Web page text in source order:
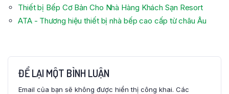
Thiết bị Bếp Cơ Bản Cho Nhà Hàng Khách Sạn Resort
ATA - Thương hiệu thiết bị nhà bếp cao cấp từ châu Âu
ĐỂ LẠI MỘT BÌNH LUẬN
Email của bạn sẽ không được hiển thị công khai. Các